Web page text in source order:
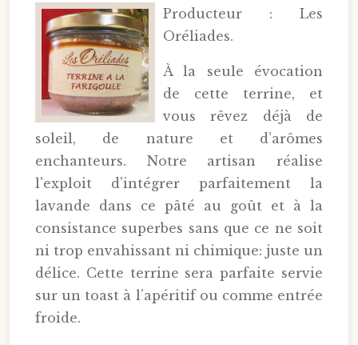
Producteur : Les
Oréliades.
À la seule évocation
de cette terrine, et
vous rêvez déjà de
soleil, de nature et d’arômes
enchanteurs. Notre artisan réalise
l'exploit d'intégrer parfaitement la
lavande dans ce pâté au goût et à la
consistance superbes sans que ce ne soit
ni trop envahissant ni chimique: juste un
délice. Cette terrine sera parfaite servie
sur un toast à l’apéritif ou comme entrée
froide.